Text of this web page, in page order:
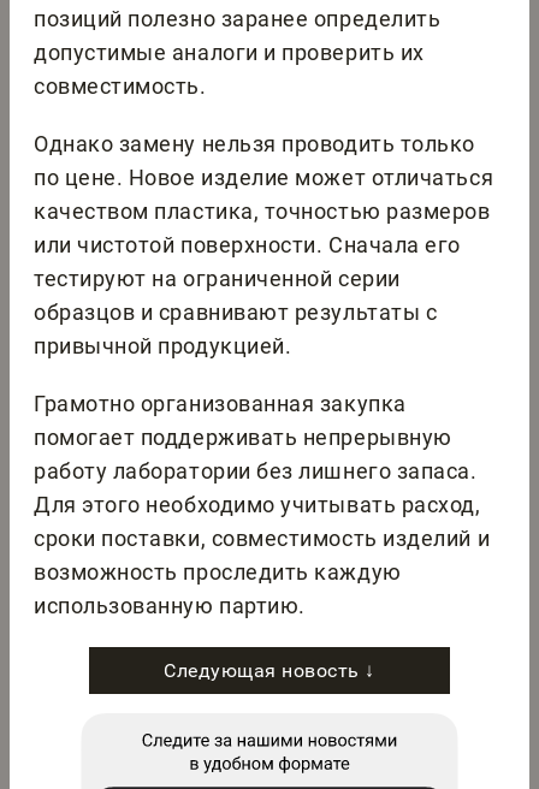
позиций полезно заранее определить
допустимые аналоги и проверить их
совместимость.
Однако замену нельзя проводить только
по цене. Новое изделие может отличаться
качеством пластика, точностью размеров
или чистотой поверхности. Сначала его
тестируют на ограниченной серии
образцов и сравнивают результаты с
привычной продукцией.
Грамотно организованная закупка
помогает поддерживать непрерывную
работу лаборатории без лишнего запаса.
Для этого необходимо учитывать расход,
сроки поставки, совместимость изделий и
возможность проследить каждую
использованную партию.
Следующая новость ↓